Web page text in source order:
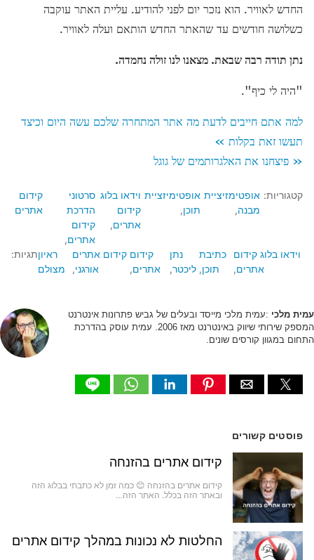
החדש לאוויר. הוא נזכר יום לפני להודיע. עליית האתר עוקבה
כשלושה חודשים עד שהאתר החדש הותאם ועלה לאוויר.
נתן תודה רבה שבאת. מצאנו לנו זולה נחמדה.
"היה לי כיף".
למה אתם חייבים לדעת מה אתר המתחרה שלכם עשה היום וכיצד
תעשו זאת בקלות »
« פיצחנו את האלגרותמים של גוגל
קטגוריות: אופטימזיציית
מבנה
אופטימיזציית
תוכן
וידאו בלוג
קידום
אתרים
סרטוני
הדרכת
קידום
אתרים
קידום
אתרים
וידאו בלוג קידום
אתרים
כתיבת
תוכן
נתן
ליכטר
קידום
אתרים
קידום אתרים
אורגני
ראיון
מצולם
תגיות:
עמית מלכי :עמית מלכי מייסד ובעלים של גביש פתרונות אינטרנט
המספק שירותי שיווק באינטרנט מאז 2006. עמית עוסק בהדרכת
התחום במגוון קורסים שונים.
פוסטים קשורים
קידום אתרים בהזנחה
קידום אתרים בהזנחה 😊 כמה זמן לא כתבתי בבלוג הזה
ובאתר הזה בכלל. האתר הזה…
החלטות לא נכונות במהלך קידום אתרים